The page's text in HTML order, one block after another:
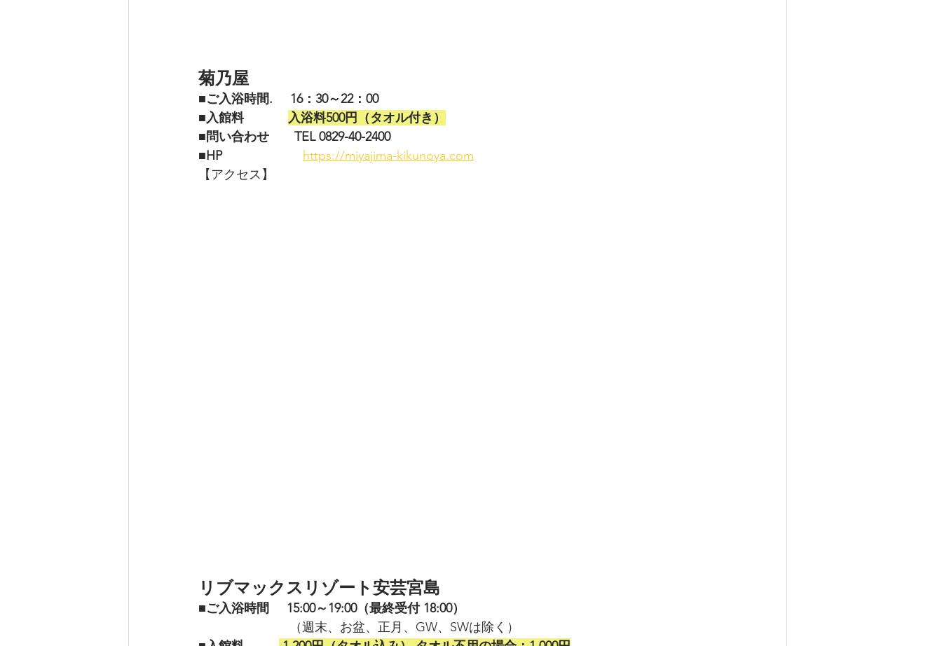
菊乃屋
■ご入浴時間.     16：30～22：00
■入館料 入浴料500円（タオル付き）
■問い合わせ　　TEL 0829-40-2400
■HP
https://miyajima-kikunoya.com
【アクセス】
リブマックスリゾート安芸宮島
■ご入浴時間     15:00～19:00（最終受付 18:00）
                          （週末、お盆、正月、GW、SWは除く）